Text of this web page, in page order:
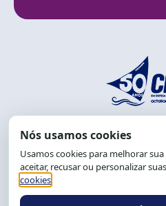
End.: R. da
CEP:
Salvador-
Tel.: (71) 2104-5457, Cel.:
Expediente: 8h às